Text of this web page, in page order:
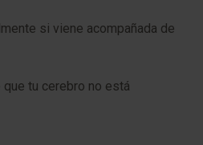
si viene acompañada de
tu cerebro no está